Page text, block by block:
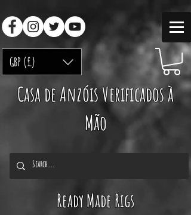
GBP (£)
Casa de Anzóis Verificados à
Mão
Ready Made Rigs